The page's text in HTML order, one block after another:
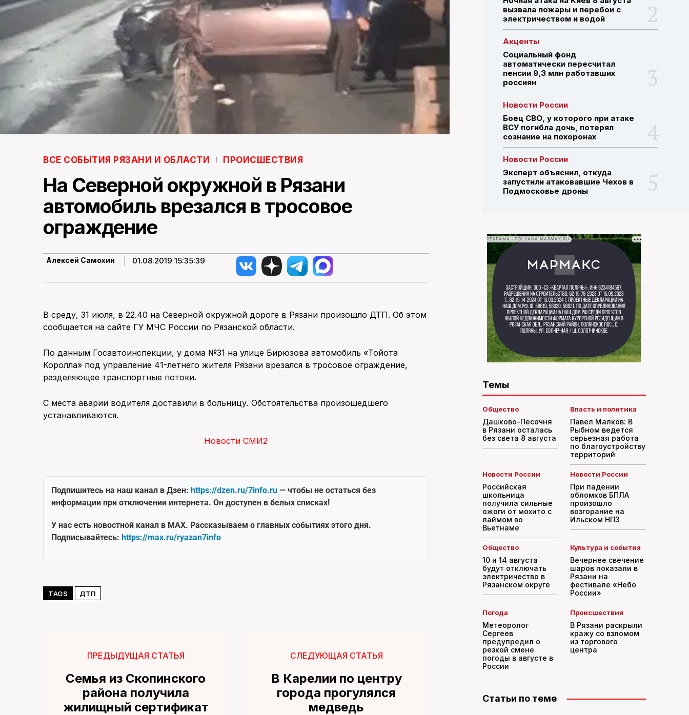
ПОИСК ПО САЙТУ
ВСЕ СОБЫТИЯ РЯЗАНИ И ОБЛАСТИ ПРОИСШЕСТВИЯ
На Северной окружной в Рязани
автомобиль врезался в тросовое
ограждение
Алексей Самохин 01.08.2019 15:35:39
В среду, 31 июля, в 22.40 на Северной окружной дороге в Рязани произошло ДТП. Об этом
сообщается на сайте ГУ МЧС России по Рязанской области.
По данным Госавтоинспекции, у дома №31 на улице Бирюзова автомобиль «Тойота
Королла» под управление 41-летнего жителя Рязани врезался в тросовое ограждение,
разделяющее транспортные потоки.
С места аварии водителя доставили в больницу. Обстоятельства произошедшего
устанавливаются.
Новости СМИ2
Подпишитесь на наш канал в Дзен: https://dzen.ru/7info.ru — чтобы не остаться без
информации при отключении интернета. Он доступен в белых списках!
У нас есть новостной канал в MAX. Рассказываем о главных событиях этого дня.
Подписывайтесь: https://max.ru/ryazan7info
TAGS ДТП
ПРЕДЫДУЩАЯ СТАТЬЯ
Семья из Скопинского
района получила
жилищный сертификат
СЛЕДУЮЩАЯ СТАТЬЯ
В Карелии по центру
города прогулялся
медведь
вызвала пожары и перебои с
электричеством и водой
Акценты
Социальный фонд
автоматически пересчитал
пенсии 9,3 млн работавших
россиян
Новости России
Боец СВО, у которого при атаке
ВСУ погибла дочь, потерял
сознание на похоронах
Новости России
Эксперт объяснил, откуда
запустили атаковавшие Чехов в
Подмосковье дроны
РЕКЛАМА • POLYANA.MARMAX.RU
Темы
Общество
Дашково-Песочня
в Рязани осталась
без света 8 августа
Власть и политика
Павел Малков: В
Рыбном ведется
серьезная работа
по благоустройству
территорий
Новости России
Российская
школьница
получила сильные
ожоги от мохито с
лаймом во
Вьетнаме
Новости России
При падении
обломков БПЛА
произошло
возгорание на
Ильском НПЗ
Общество
10 и 14 августа
будут отключать
электричество в
Рязанском округе
Культура и события
Вечернее свечение
шаров показали в
Рязани на
фестивале «Небо
России»
Погода
Метеоролог
Сергеев
предупредил о
резкой смене
погоды в августе в
России
Происшествия
В Рязани раскрыли
кражу со взломом
из торгового
центра
Статьи по теме